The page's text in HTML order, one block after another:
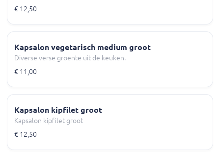
€ 12,50
Kapsalon vegetarisch medium groot
Diverse verse groente uit de keuken.
€ 11,00
Kapsalon kipfilet groot
Kapsalon kipfilet groot
€ 12,50